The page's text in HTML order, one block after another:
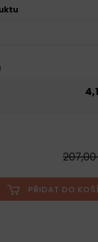
PŘIDAT DO